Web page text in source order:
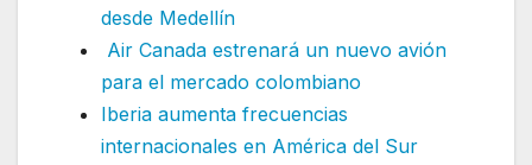
desde Medellín
Air Canada estrenará un nuevo avión
para el mercado colombiano
Iberia aumenta frecuencias
internacionales en América del Sur